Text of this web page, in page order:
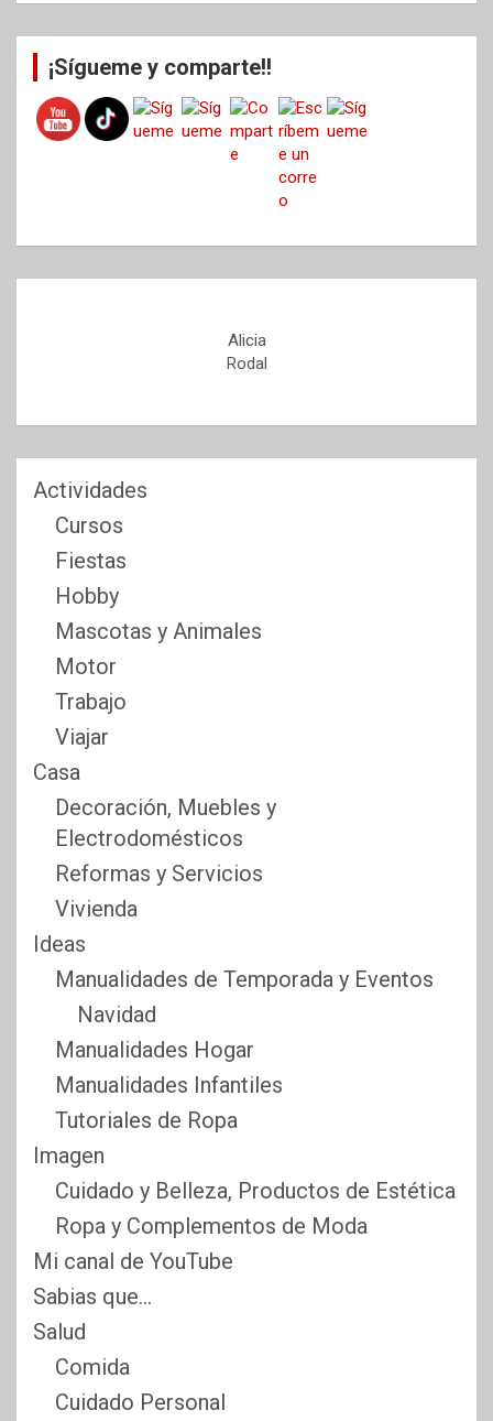
¡Sígueme y comparte!!
Alicia
Rodal
Actividades
Cursos
Fiestas
Hobby
Mascotas y Animales
Motor
Trabajo
Viajar
Casa
Decoración, Muebles y
Electrodomésticos
Reformas y Servicios
Vivienda
Ideas
Manualidades de Temporada y Eventos
Navidad
Manualidades Hogar
Manualidades Infantiles
Tutoriales de Ropa
Imagen
Cuidado y Belleza, Productos de Estética
Ropa y Complementos de Moda
Mi canal de YouTube
Sabias que…
Salud
Comida
Cuidado Personal